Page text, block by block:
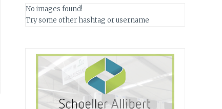
No images found!
Try some other hashtag or username